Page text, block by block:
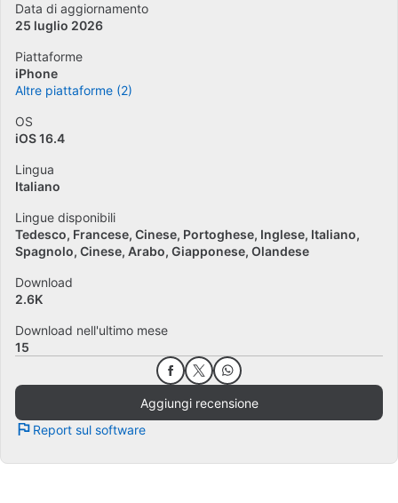
Data di aggiornamento
25 luglio 2026
Piattaforme
iPhone
Altre piattaforme (2)
OS
iOS 16.4
Lingua
Italiano
Lingue disponibili
Tedesco Francese Cinese Portoghese Inglese Italiano
Spagnolo Cinese Arabo Giapponese Olandese
Download
2.6K
Download nell'ultimo mese
15
Aggiungi recensione
Report sul software